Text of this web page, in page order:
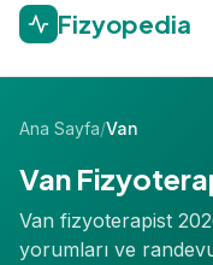
Fizyopedia
Ana Sayfa/Van
Van
Van fizyoterapist
yorumları ve